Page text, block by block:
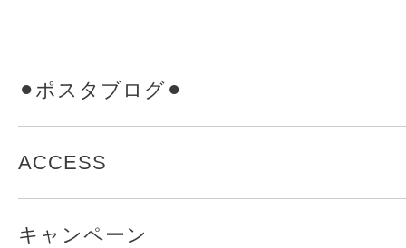
⚫︎ポスタブログ⚫︎
ACCESS
キャンペーン